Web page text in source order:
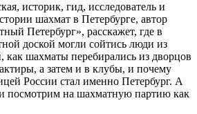
историк, гид, исследователь и
шахмат в Петербурге, автор
Петербург», расскажет, где в
доской могли сойтись люди из
как шахматы перебирались из дворцов
а затем и в клубы, и почему
России стал именно Петербург. А
посмотрим на шахматную партию как